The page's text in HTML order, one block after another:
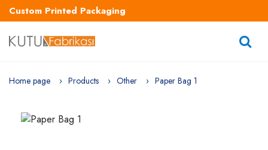
Custom Printed Packaging
Home page Products Other Paper Bag 1